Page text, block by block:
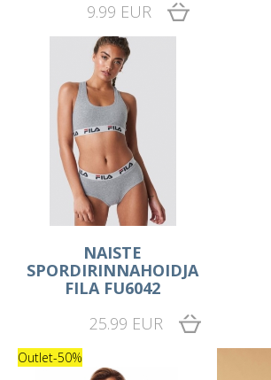
9.99 EUR
NAISTE
SPORDIRINNAHOIDJA
FILA FU6042
25.99 EUR
Outlet-50%